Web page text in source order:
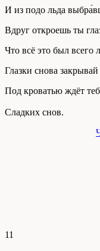
И из подо льда
Вдруг откроешь ты
Что всё это был
Глазки снова
Под кроватью ждёт
Сладких снов.
11